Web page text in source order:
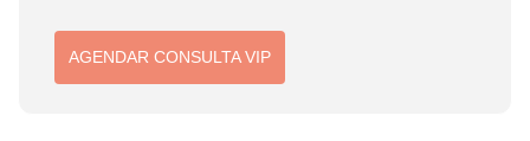
AGENDAR CONSULTA VIP